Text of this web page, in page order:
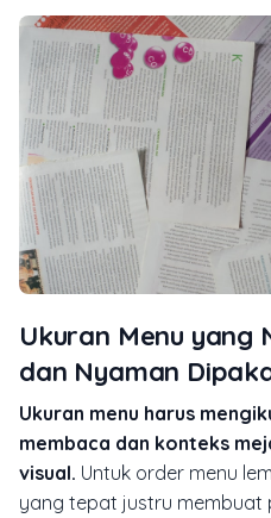
Ukuran Menu yang
dan Nyaman
Ukuran menu harus
membaca dan konteks
visual. Untuk order menu
yang tepat justru membuat